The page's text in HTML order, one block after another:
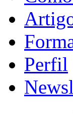
Perfil